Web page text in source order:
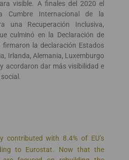
visible. A finales del 2020 el
Cumbre Internacional de la
una Recuperación Inclusiva,
culminó en la Declaración de
firmaron la declaración Estados
Irlanda, Alemania, Luxemburgo
acordaron dar más visibilidad e
contributed with 8.4% of EU’s
to Eurostat. Now that the